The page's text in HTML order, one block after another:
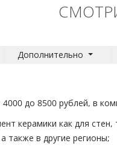
Дополнительно
до 8500 рублей, в
керамики как для стен,
также в другие регионы;